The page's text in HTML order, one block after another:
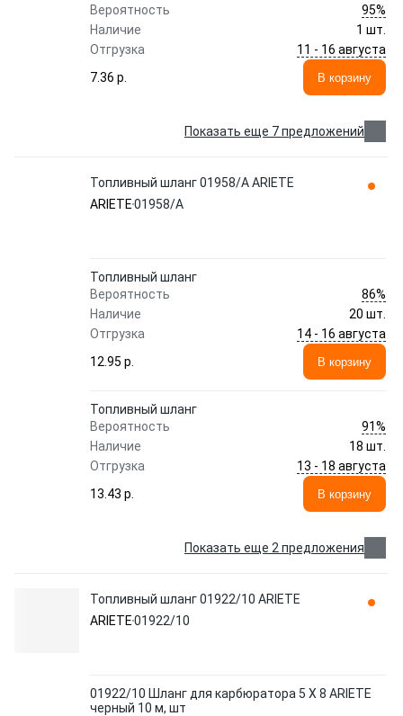
Вероятность
95%
Наличие
1 шт.
Отгрузка
11 - 16 августа
7.36 p.
В корзину
Показать еще 7 предложений
Топливный шланг 01958/A ARIETE
ARIETE01958/A
Топливный шланг
Вероятность
86%
Наличие
20 шт.
Отгрузка
14 - 16 августа
12.95 p.
В корзину
Топливный шланг
Вероятность
91%
Наличие
18 шт.
Отгрузка
13 - 18 августа
13.43 p.
В корзину
Показать еще 2 предложения
Топливный шланг 01922/10 ARIETE
ARIETE01922/10
01922/10 Шланг для карбюратора 5 X 8 ARIETE
черный 10 м, шт